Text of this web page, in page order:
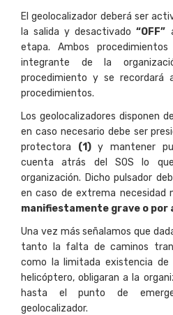
El geolocalizador deberá ser
la salida y desactivado“OFF”
etapa. Ambos
integrante de la
procedimiento y se recordará
procedimientos.
Los geolocalizadores disponen
en caso necesario debe ser
protectora (1)y mantener
cuenta atrás del SOS lo
organización. Dicho pulsador
en caso de extrema necesidad
manifiestamente grave o por
Una vez más señalamos que
tanto la falta de caminos
como la limitada existencia de
helicóptero, obligaran a la
hasta el punto de
geolocalizador.